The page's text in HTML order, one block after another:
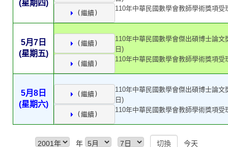
(星期四)
(繼續)
110年中華民國數學會教師學術獎項受
5月7日
(星期五)
(繼續)
110年中華民國數學會傑出碩博士論文
日)
(繼續)
110年中華民國數學會教師學術獎項受
5月8日
(星期六)
(繼續)
110年中華民國數學會傑出碩博士論文
日)
(繼續)
110年中華民國數學會教師學術獎項受
年
今天